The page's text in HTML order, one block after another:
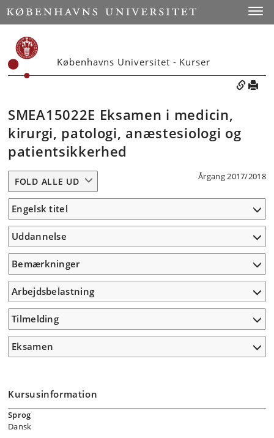
Københavns Universitet - Kurser
SMEA15022E Eksamen i medicin,
kirurgi, patologi, anæstesiologi og
patientsikkerhed
Årgang 2017/2018
FOLD ALLE UD
Engelsk titel
Uddannelse
Bemærkninger
Arbejdsbelastning
Tilmelding
Eksamen
Kursusinformation
Sprog
Dansk